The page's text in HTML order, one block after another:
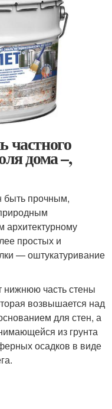
частного
дома –,
быть прочным,
архитектурному
простых и
— оштукатуривание
нижнюю часть стены
возвышается над
для стен, а
из грунта
осадков в виде